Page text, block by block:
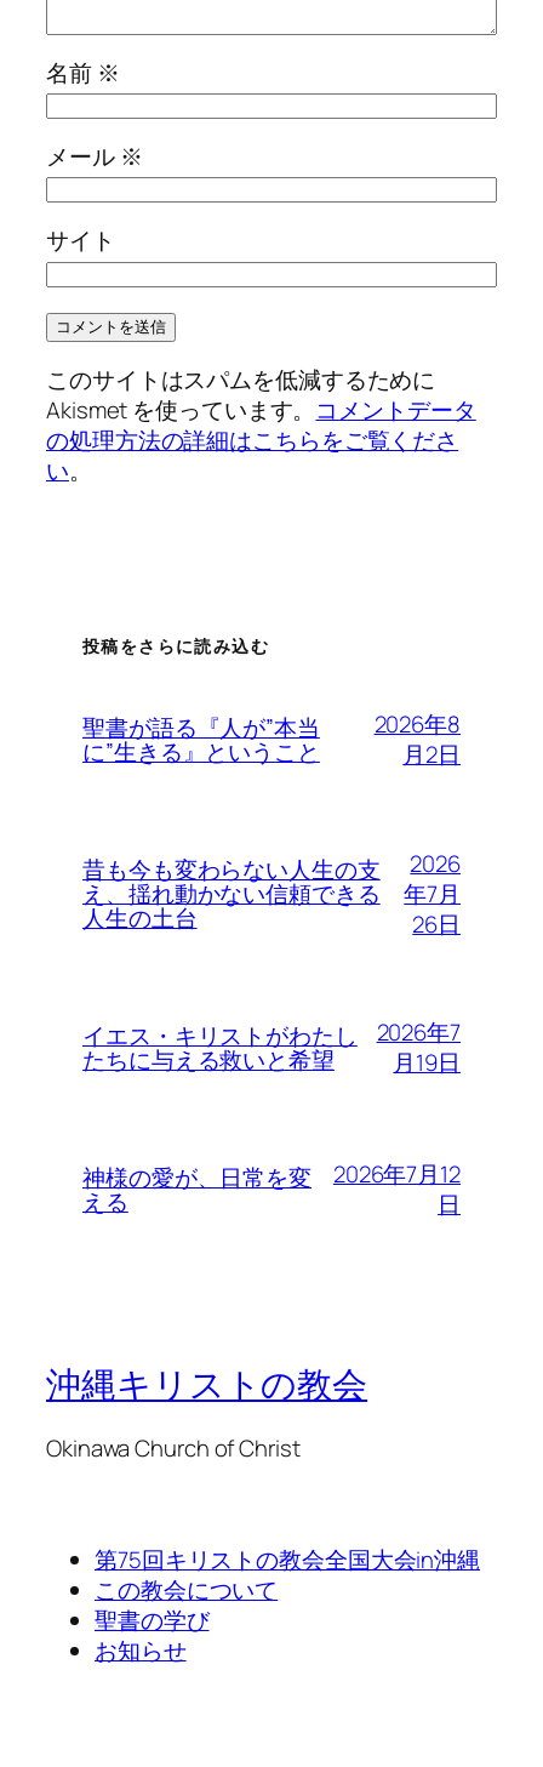
名前 ※
メール ※
サイト
このサイトはスパムを低減するために
Akismet を使っています。 コメントデータ
の処理方法の詳細はこちらをご覧くださ
い。
投稿をさらに読み込む
聖書が語る『人が”本当
に”生きる』ということ
2026年8
月2日
昔も今も変わらない人生の支
え、揺れ動かない信頼できる
人生の土台
2026
年7月
26日
イエス・キリストがわたし
たちに与える救いと希望
2026年7
月19日
神様の愛が、日常を変
える
2026年7月12
日
沖縄キリストの教会
Okinawa Church of Christ
第75回キリストの教会全国大会in沖縄
この教会について
聖書の学び
お知らせ